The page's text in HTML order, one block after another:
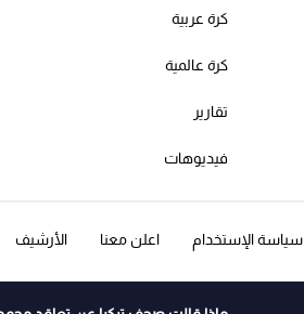
كرة عربية
كرة عالمية
تقارير
فيديوهات
سياسة الإستخدام اعلن معنا الأرشيف